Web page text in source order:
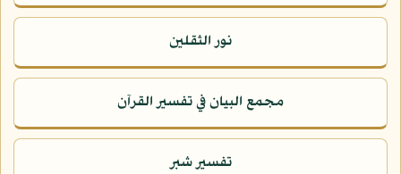
نور الثقلين
مجمع البيان في تفسير القرآن
تفسير شبر